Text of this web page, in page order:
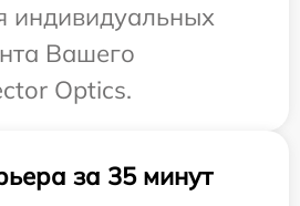
индивидуальных
Вашего
Optics.
за 35 минут